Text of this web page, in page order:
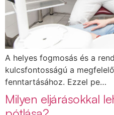
A helyes fogmosás és a
kulcsfontosságú a
fenntartásához. Ezzel pe…
Milyen eljárásokkal